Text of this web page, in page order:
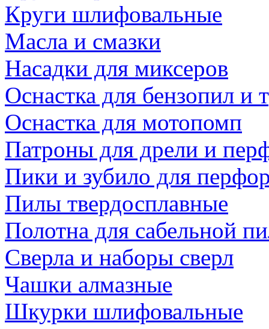
Круги шлифовальные
Масла и смазки
Насадки для миксеров
Оснастка для бензопил и
Оснастка для мотопомп
Патроны для дрели и
Пики и зубило для
Пилы твердосплавные
Полотна для сабельной
Сверла и наборы сверл
Чашки алмазные
Шкурки шлифовальные